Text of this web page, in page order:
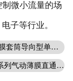
微小流量的场
子等行业。
上一条：NO.3资料下载：ZXG系列气动薄膜套筒导向型单座调节阀
下一条：NO.1资料下载：ZXP(ZJHP)型新系列气动薄膜直通单座调节阀